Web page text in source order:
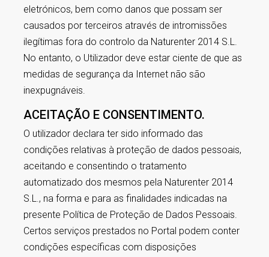
eletrónicos, bem como danos que possam ser
causados ​​por terceiros através de intromissões
ilegítimas fora do controlo da Naturenter 2014 S.L.
No entanto, o Utilizador deve estar ciente de que as
medidas de segurança da Internet não são
inexpugnáveis.
ACEITAÇÃO E CONSENTIMENTO.
O utilizador declara ter sido informado das
condições relativas à proteção de dados pessoais,
aceitando e consentindo o tratamento
automatizado dos mesmos pela Naturenter 2014
S.L., na forma e para as finalidades indicadas na
presente Política de Proteção de Dados Pessoais.
Certos serviços prestados no Portal podem conter
condições específicas com disposições